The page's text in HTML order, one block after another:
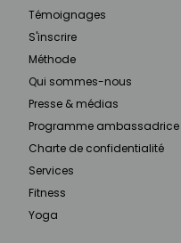
Témoignages
S'inscrire
Méthode
Qui sommes-nous
Presse & médias
Programme ambassadrice
Charte de confidentialité
Services
Fitness
Yoga